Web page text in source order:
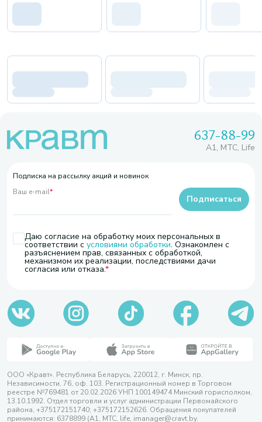
637-88-99
A1, МТС, Life
Подписка на рассылку акций и новинок
Ваш e-mail*
Даю согласие на обработку моих персональных в
соответствии с условиями обработки. Ознакомлен с
разъяснением прав, связанных с обработкой,
механизмом их реализации, последствиями дачи
согласия или отказа.
Подписаться
ООО «Кравт». Республика Беларусь, 220012, г. Минск, пр.
Независимости, 76, оф. 103. Регистрационный номер в Торговом
реестре №769481 от 20.02.2026 УНП 100149474 Минский горисполком,
13.10.1992. Отдел торговли и услуг администрации Первомайского
района, +375172151740; +375172152626. Обращения покупателей
принимаются: 6378899 (А1, МТС, life, imanager@cravt.by.